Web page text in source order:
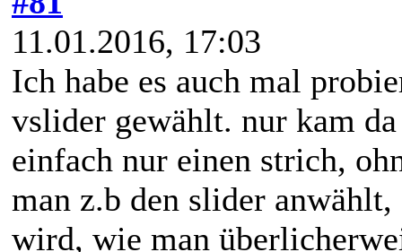
11.01.2016, 17:03
Ich habe es auch mal
vslider gewählt. nur kam
einfach nur einen strich,
man z.b den slider
wird, wie man